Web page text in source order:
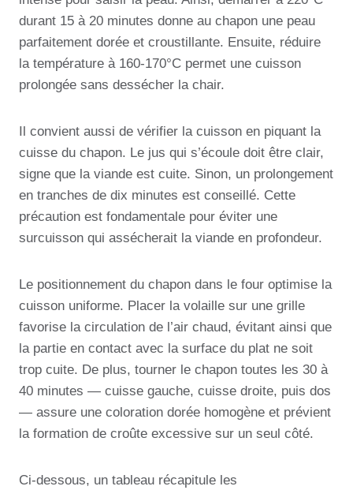
durant 15 à 20 minutes donne au chapon une peau
parfaitement dorée et croustillante. Ensuite, réduire
la température à 160-170°C permet une cuisson
prolongée sans dessécher la chair.
Il convient aussi de vérifier la cuisson en piquant la
cuisse du chapon. Le jus qui s’écoule doit être clair,
signe que la viande est cuite. Sinon, un prolongement
en tranches de dix minutes est conseillé. Cette
précaution est fondamentale pour éviter une
surcuisson qui assécherait la viande en profondeur.
Le positionnement du chapon dans le four optimise la
cuisson uniforme. Placer la volaille sur une grille
favorise la circulation de l’air chaud, évitant ainsi que
la partie en contact avec la surface du plat ne soit
trop cuite. De plus, tourner le chapon toutes les 30 à
40 minutes — cuisse gauche, cuisse droite, puis dos
— assure une coloration dorée homogène et prévient
la formation de croûte excessive sur un seul côté.
Ci-dessous, un tableau récapitule les